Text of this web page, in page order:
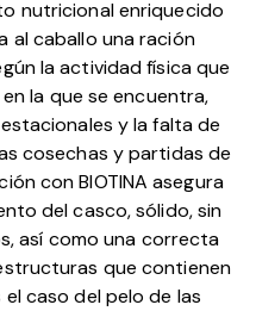
nutricional enriquecido
al caballo una ración
la actividad física que
la que se encuentra,
y la falta de
cosechas y partidas de
con BIOTINA asegura
del casco, sólido, sin
así como una correcta
que contienen
caso del pelo de las